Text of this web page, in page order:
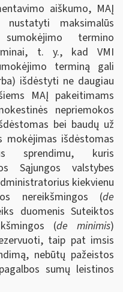
aiškumo, MAĮ
maksimalūs
termino
t. y., kad VMI
terminą gali
išdėstyti ne daugiau
MAĮ pakeitimams
nepriemokos
bei baudų už
mokėjimas išdėstomas
sprendimu, kuris
Sąjungos valstybes
kiekvienu
nereikšmingos (de
duomenis Suteiktos
(de minimis)
taip pat imsis
nebūtų pažeistos
sumų leistinos